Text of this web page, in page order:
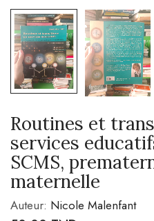
Routines et
services
SCMS,
maternelle
Auteur: Nicole Malenfant